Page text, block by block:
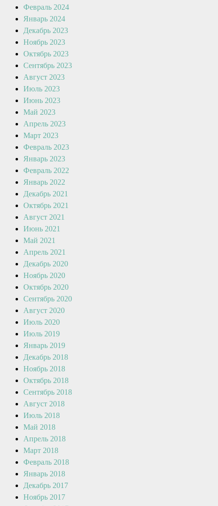
Февраль 2024
Январь 2024
Декабрь 2023
Ноябрь 2023
Октябрь 2023
Сентябрь 2023
Август 2023
Июль 2023
Июнь 2023
Май 2023
Апрель 2023
Март 2023
Февраль 2023
Январь 2023
Февраль 2022
Январь 2022
Декабрь 2021
Октябрь 2021
Август 2021
Июнь 2021
Май 2021
Апрель 2021
Декабрь 2020
Ноябрь 2020
Октябрь 2020
Сентябрь 2020
Август 2020
Июль 2020
Июль 2019
Январь 2019
Декабрь 2018
Ноябрь 2018
Октябрь 2018
Сентябрь 2018
Август 2018
Июль 2018
Май 2018
Апрель 2018
Март 2018
Февраль 2018
Январь 2018
Декабрь 2017
Ноябрь 2017